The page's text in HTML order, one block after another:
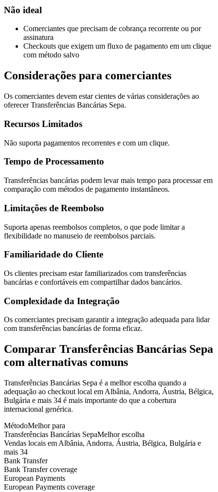
Não ideal
Comerciantes que precisam de cobrança recorrente ou por
assinatura
Checkouts que exigem um fluxo de pagamento em um clique
com método salvo
Considerações para comerciantes
Os comerciantes devem estar cientes de várias considerações ao
oferecer Transferências Bancárias Sepa.
Recursos Limitados
Não suporta pagamentos recorrentes e com um clique.
Tempo de Processamento
Transferências bancárias podem levar mais tempo para processar em
comparação com métodos de pagamento instantâneos.
Limitações de Reembolso
Suporta apenas reembolsos completos, o que pode limitar a
flexibilidade no manuseio de reembolsos parciais.
Familiaridade do Cliente
Os clientes precisam estar familiarizados com transferências
bancárias e confortáveis em compartilhar dados bancários.
Complexidade da Integração
Os comerciantes precisam garantir a integração adequada para lidar
com transferências bancárias de forma eficaz.
Comparar Transferências Bancárias Sepa
com alternativas comuns
Transferências Bancárias Sepa é a melhor escolha quando a
adequação ao checkout local em Albânia, Andorra, Áustria, Bélgica,
Bulgária e mais 34 é mais importante do que a cobertura
internacional genérica.
MétodoMelhor para
Transferências Bancárias SepaMelhor escolha
Vendas locais em Albânia, Andorra, Áustria, Bélgica, Bulgária e
mais 34
Bank Transfer
Bank Transfer coverage
European Payments
European Payments coverage